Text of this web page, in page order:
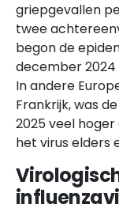
griepgevallen
twee
begon de
december 2024
In andere
Frankrijk, was
2025 veel
het virus elders